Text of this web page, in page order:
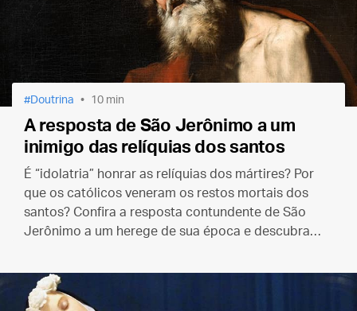
Doutrina 10 min
A resposta de São Jerônimo a um
inimigo das relíquias dos santos
É “idolatria” honrar as relíquias dos mártires? Por
que os católicos veneram os restos mortais dos
santos? Confira a resposta contundente de São
Jerônimo a um herege de sua época e descubra